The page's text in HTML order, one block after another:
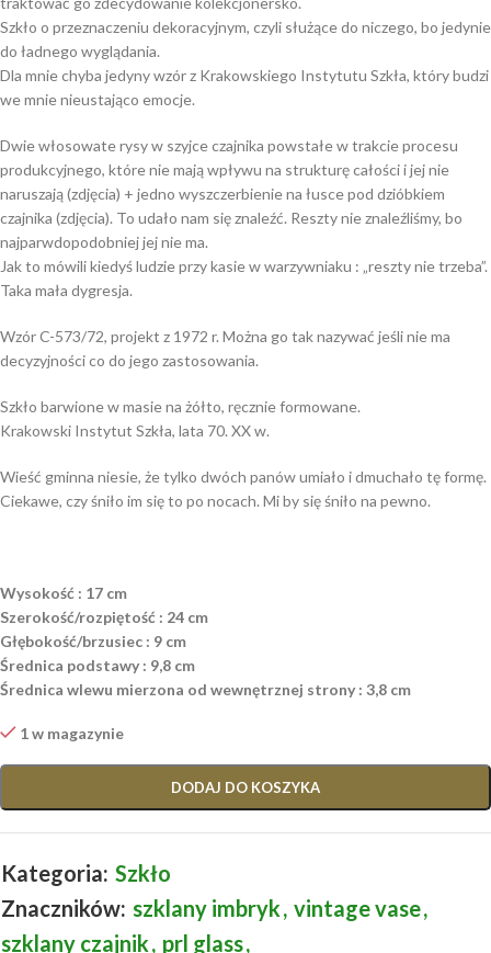
Szkło o przeznaczeniu dekoracyjnym, czyli służące do niczego, bo jedynie
do ładnego wyglądania.
Dla mnie chyba jedyny wzór z Krakowskiego Instytutu Szkła, który budzi
we mnie nieustająco emocje.
Dwie włosowate rysy w szyjce czajnika powstałe w trakcie procesu
produkcyjnego, które nie mają wpływu na strukturę całości i jej nie
naruszają (zdjęcia) + jedno wyszczerbienie na łusce pod dzióbkiem
czajnika (zdjęcia). To udało nam się znaleźć. Reszty nie znaleźliśmy, bo
najparwdopodobniej jej nie ma.
Jak to mówili kiedyś ludzie przy kasie w warzywniaku : „reszty nie trzeba”.
Taka mała dygresja.
Wzór C-573/72, projekt z 1972 r. Można go tak nazywać jeśli nie ma
decyzyjności co do jego zastosowania.
Szkło barwione w masie na żółto, ręcznie formowane.
Krakowski Instytut Szkła, lata 70. XX w.
Wieść gminna niesie, że tylko dwóch panów umiało i dmuchało tę formę.
Ciekawe, czy śniło im się to po nocach. Mi by się śniło na pewno.
Wysokość : 17 cm
Szerokość/rozpiętość : 24 cm
Głębokość/brzusiec : 9 cm
Średnica podstawy : 9,8 cm
Średnica wlewu mierzona od wewnętrznej strony : 3,8 cm
1 w magazynie
DODAJ DO KOSZYKA
Kategoria: Szkło
Znaczników: szklany imbryk, vintage vase,
szklany czajnik, prl glass,